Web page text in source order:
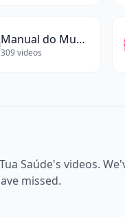
Manual do Mundo
309videos
Tua Saúde's videos.
missed.